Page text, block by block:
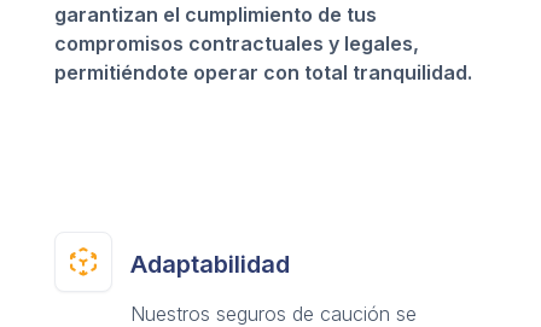
garantizan el cumplimiento de tus
compromisos contractuales y legales,
permitiéndote operar con total tranquilidad.
Adaptabilidad
Nuestros seguros de caución se